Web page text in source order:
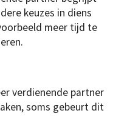
keuzes in diens
meer tijd te
verdienende partner
soms gebeurt dit